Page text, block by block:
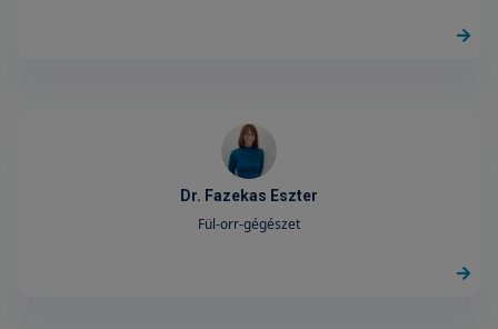
Dr. Fazekas Eszter
Fül-orr-gégészet